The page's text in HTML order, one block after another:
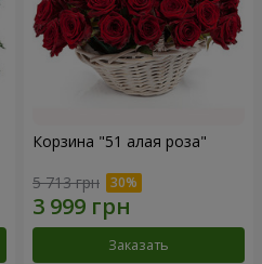
Корзина "51 алая роза"
5 713 грн
Заказать